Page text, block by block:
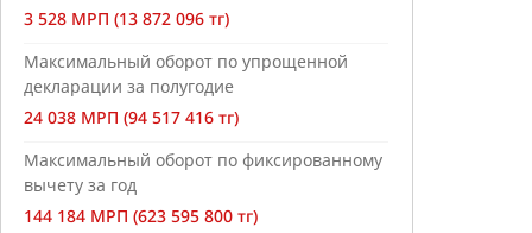
3 528 МРП (13 872 096 тг)
Максимальный оборот по упрощенной
декларации за полугодие
24 038 МРП (94 517 416 тг)
Максимальный оборот по фиксированному
вычету за год
144 184 МРП (623 595 800 тг)